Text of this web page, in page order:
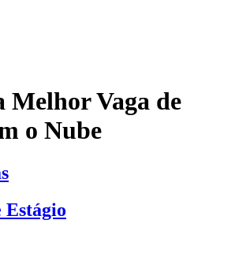
Melhor Vaga de
o Nube
Estágio